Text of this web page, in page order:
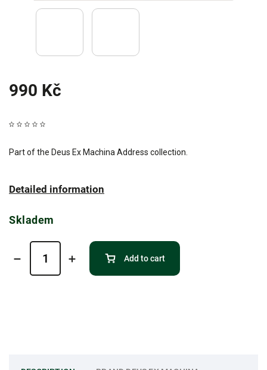
990 Kč
Part of the Deus Ex Machina Address collection.
Detailed information
Skladem
Add to cart